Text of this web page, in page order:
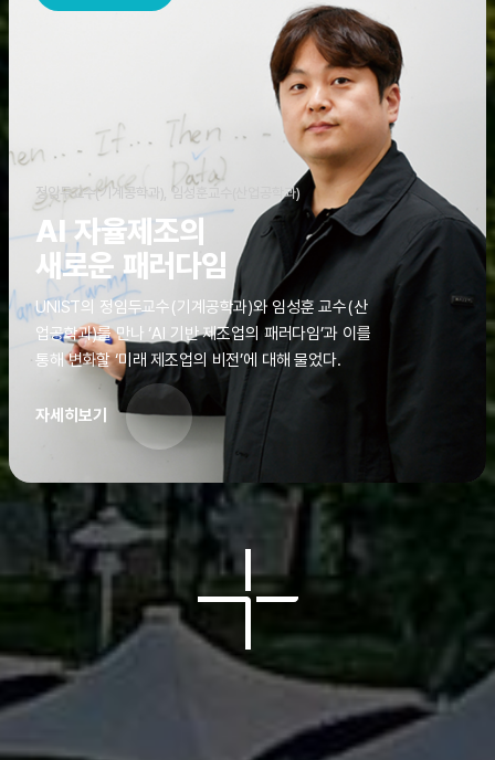
정임두교수(기계공학과), 임성훈교수(산업공학과)
AI 자율제조의
새로운 패러다임
UNIST의 정임두교수(기계공학과)와 임성훈 교수(산
업공학과)를 만나 ‘AI 기반 제조업의 패러다임’과 이를
통해 변화할 ‘미래 제조업의 비전’에 대해 물었다.
자세히보기